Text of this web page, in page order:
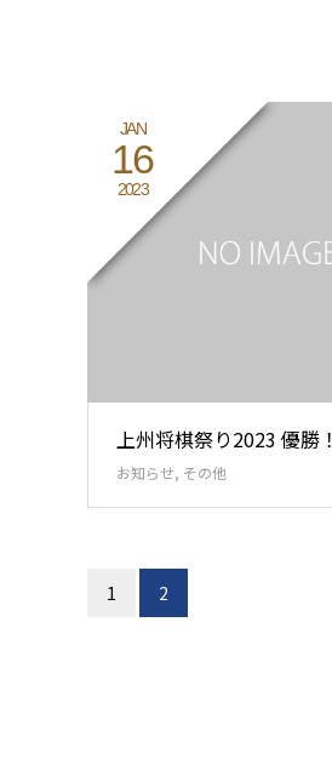
JAN
16
2023
上州将棋祭り2023 優勝！
お知らせ, その他
1 2